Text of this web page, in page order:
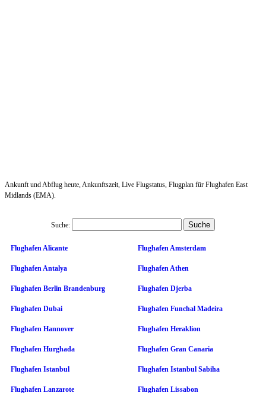
Ankunft und Abflug heute, Ankunftszeit, Live Flugstatus, Flugplan für Flughafen East
Midlands (EMA).
Suche:
Flughafen Alicante Flughafen Amsterdam
Flughafen Antalya Flughafen Athen
Flughafen Berlin Brandenburg Flughafen Djerba
Flughafen Dubai Flughafen Funchal Madeira
Flughafen Hannover Flughafen Heraklion
Flughafen Hurghada Flughafen Gran Canaria
Flughafen Istanbul Flughafen Istanbul Sabiha
Flughafen Lanzarote Flughafen Lissabon